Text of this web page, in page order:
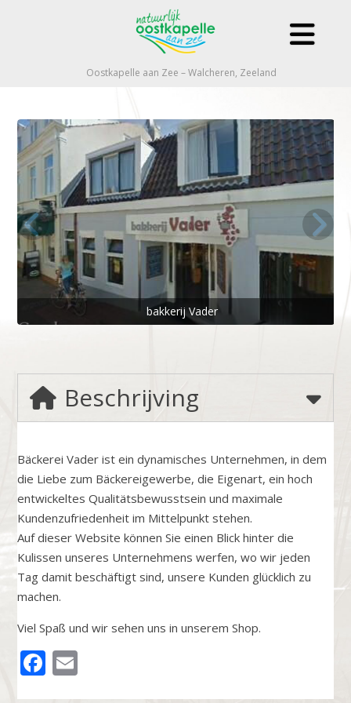
Oostkapelle aan Zee – Walcheren, Zeeland
bakkerij Vader
Beschrijving
Bäckerei Vader ist ein dynamisches Unternehmen, in dem
die Liebe zum Bäckereigewerbe, die Eigenart, ein hoch
entwickeltes Qualitätsbewusstsein und maximale
Kundenzufriedenheit im Mittelpunkt stehen.
Auf dieser Website können Sie einen Blick hinter die
Kulissen unseres Unternehmens werfen, wo wir jeden
Tag damit beschäftigt sind, unsere Kunden glücklich zu
machen.
Viel Spaß und wir sehen uns in unserem Shop.
FACEBOOK
EMAIL